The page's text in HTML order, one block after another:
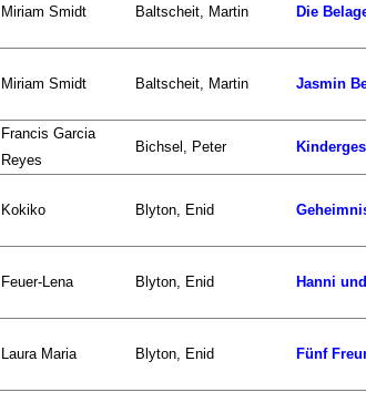
Miriam Smidt Baltscheit, Martin Die
Miriam Smidt Baltscheit, Martin Jasmin
Francis Garcia
Reyes
Bichsel, Peter
Kokiko Blyton, Enid
Feuer-Lena Blyton, Enid Hanni
Laura Maria Blyton, Enid Fünf